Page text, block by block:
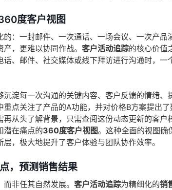
度客户视图
：一封邮件、一次通话、一场会议、一次产
，更难以协同作战。 客户活动追踪的核心价值
、邮件、社交媒体或线下拜访进行沟通时，一
淀每一次沟通的关键内容、客户反馈的情绪、
点关注了产品的A功能，并对价格B方案提出
从头了解背景，只需查阅这份动态更新的客
潜在痛点的360度客户视图。这种全面的视图确
，极大地提升了客户体验与团队协作效率。
，预测销售结果
非任其自然发展。 客户活动追踪为精细化的销